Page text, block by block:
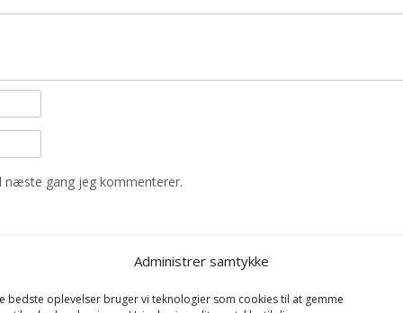
Administrer samtykke
bedste oplevelser bruger vi teknologier som cookies til at gemme
næste gang jeg kommenterer.